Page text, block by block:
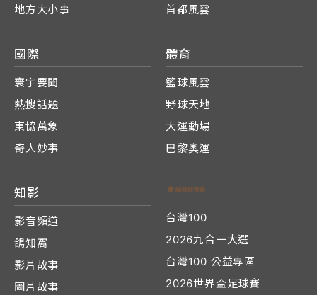
地方大小事
首都風雲
國際
寰宇要聞
熱搜話題
東協萬象
奇人妙事
體育
籃球風雲
野球天地
大運動場
巴黎奧運
知影
影音頻道
鴿知窩
影片故事
圖片故事
台灣100
2026九合一大選
台灣100 公益專區
2026世界盃足球賽